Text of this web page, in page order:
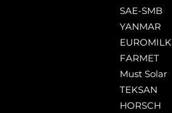
SAE-SMB
YANMAR
EUROMILK
FARMET
Must Solar
TEKSAN
HORSCH